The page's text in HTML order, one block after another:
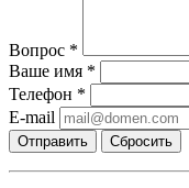
Вопрос *
Ваше имя *
Телефон *
E-mail
Сбросить